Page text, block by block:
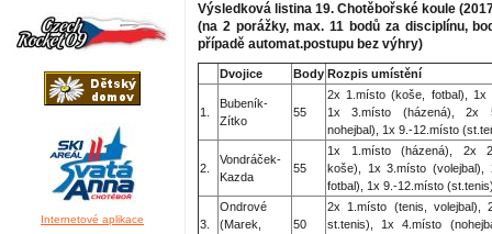
Internetové aplikace
Výsledková listina 19. Chotěbořské koule
(na 2 porážky, max. 11 bodů za disciplínu,
případě automat.postupu bez výhry)
Dvojice Body Rozpis umístění
1.
Bubeník-
Zítko
55
2x 1.místo (koše, fotbal), 1x
1x 3.místo (házená), 2x
nohejbal), 1x 9.-12.místo
2.
Vondráček-
Kazda
55
1x 1.místo (házená), 2x
koše), 1x 3.místo (volejbal),
fotbal), 1x 9.-12.místo
3.
Ondrové
(Marek,
50
2x 1.místo (tenis, volejbal),
st.tenis), 1x 4.místo